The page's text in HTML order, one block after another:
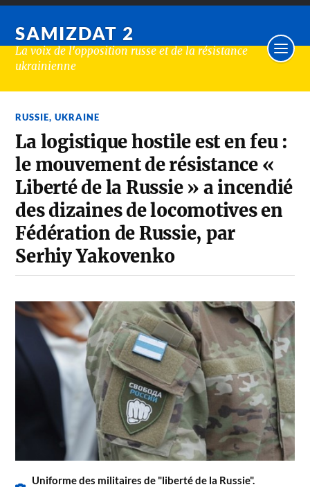
SAMIZDAT 2
La voix de l'opposition russe et de la résistance
ukrainienne
RUSSIE,UKRAINE
La logistique hostile est en feu :
le mouvement de résistance «
Liberté de la Russie » a incendié
des dizaines de locomotives en
Fédération de Russie, par
Serhiy Yakovenko
Uniforme des militaires de "liberté de la Russie".